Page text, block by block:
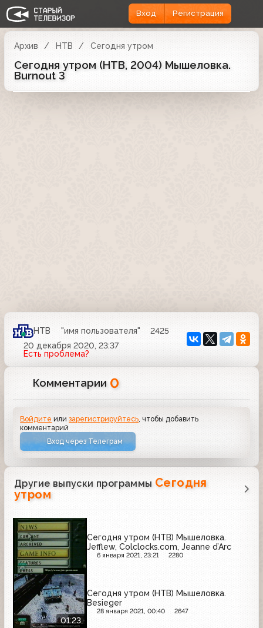
Вход Регистрация
Архив НТВ Сегодня утром
Сегодня утром (НТВ, 2004) Мышеловка.
Burnout 3
НТВ "имя пользователя"
2425
20 декабря 2020, 23:37
Есть проблема?
Комментарии 0
Войдите илизарегистрируйтесь , чтобы добавить
комментарий
Вход через Телеграм
Другие выпуски программы Сегодня
утром
Сегодня утром (НТВ) Мышеловка.
Jefflew, Colclocks.com, Jeanne d’Arc
6 января 2021, 23:21 2280
01:23
Сегодня утром (НТВ) Мышеловка.
Besieger
28 января 2021, 00:40 2647